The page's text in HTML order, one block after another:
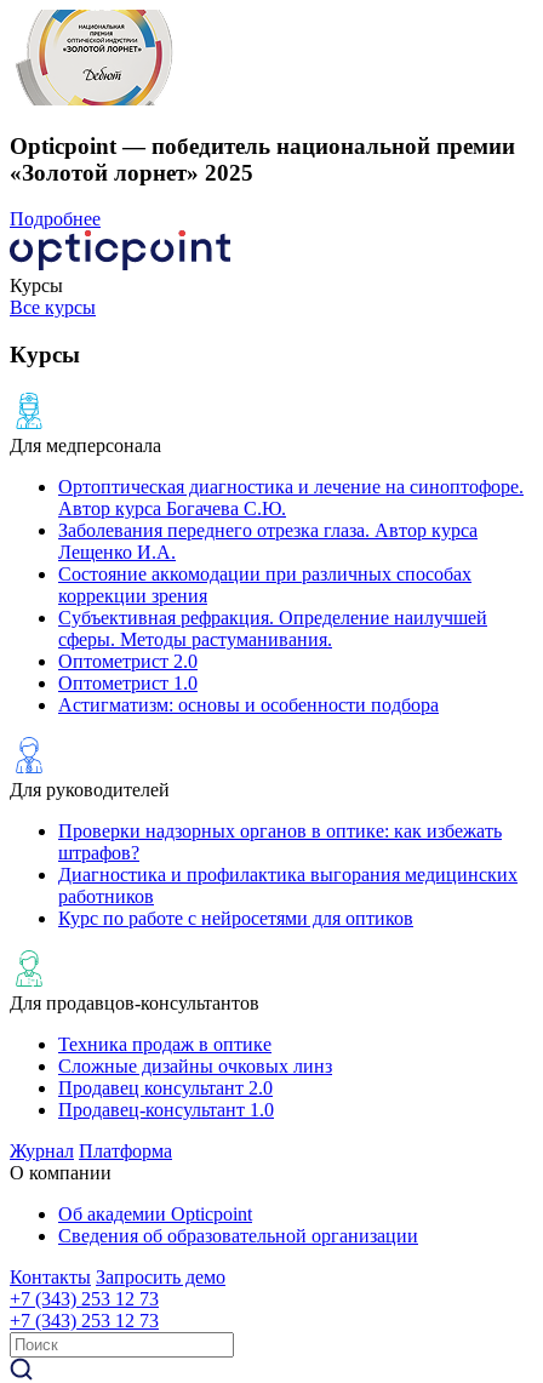
Opticpoint — победитель национальной премии
«Золотой лорнет» 2025
Подробнее
Курсы
Все курсы
Курсы
Для медперсонала
Ортоптическая диагностика и лечение на cиноптофоре.
Автор курса Богачева С.Ю.
Заболевания переднего отрезка глаза. Автор курса
Лещенко И.А.
Состояние аккомодации при различных способах
коррекции зрения
Субъективная рефракция. Определение наилучшей
сферы. Методы растуманивания.
Оптометрист 2.0
Оптометрист 1.0
Астигматизм: основы и особенности подбора
Для руководителей
Проверки надзорных органов в оптике: как избежать
штрафов?
Диагностика и профилактика выгорания медицинских
работников
Курс по работе с нейросетями для оптиков
Для продавцов-консультантов
Техника продаж в оптике
Сложные дизайны очковых линз
Продавец консультант 2.0
Продавец-консультант 1.0
Журнал Платформа
О компании
Об академии Opticpoint
Сведения об образовательной организации
Контакты Запросить демо
+7 (343) 253 12 73
+7 (343) 253 12 73